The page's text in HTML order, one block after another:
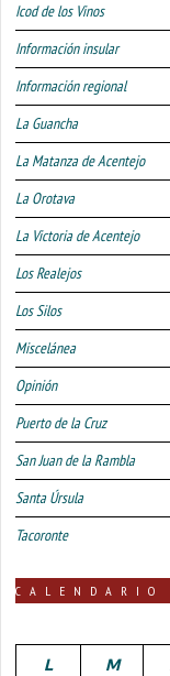
Icod de los Vinos
Información insular
Información regional
La Guancha
La Matanza de Acentejo
La Orotava
La Victoria de Acentejo
Los Realejos
Los Silos
Miscelánea
Opinión
Puerto de la Cruz
San Juan de la Rambla
Santa Úrsula
Tacoronte
L
M